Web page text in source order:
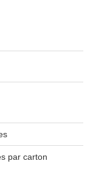
par carton